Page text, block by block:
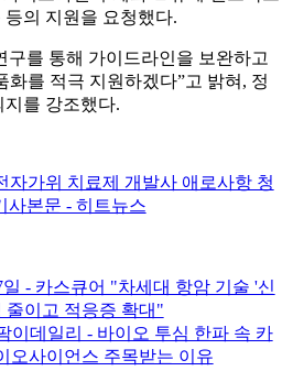
의 지원을 요청했다.
구를 통해 가이드라인을 보완하고
화를 적극 지원하겠다”고 밝혀, 정
를 강조했다.
자가위 치료제 개발사 애로사항 청
사본문 - 히트뉴스
일 - 카스큐어 "차세대 항암 기술 '신
줄이고 적응증 확대"
이데일리 - 바이오 투심 한파 속 카
오사이언스 주목받는 이유